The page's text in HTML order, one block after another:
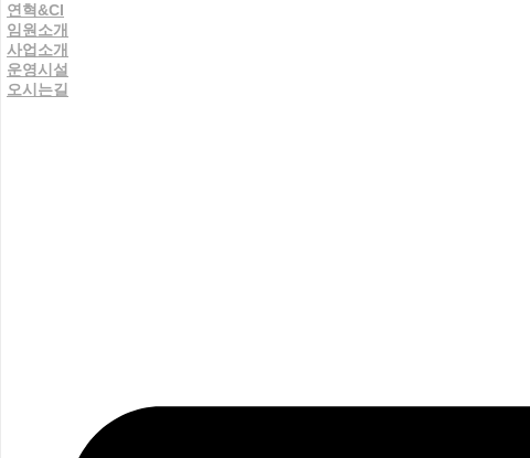
연혁&CI
임원소개
사업소개
운영시설
오시는길